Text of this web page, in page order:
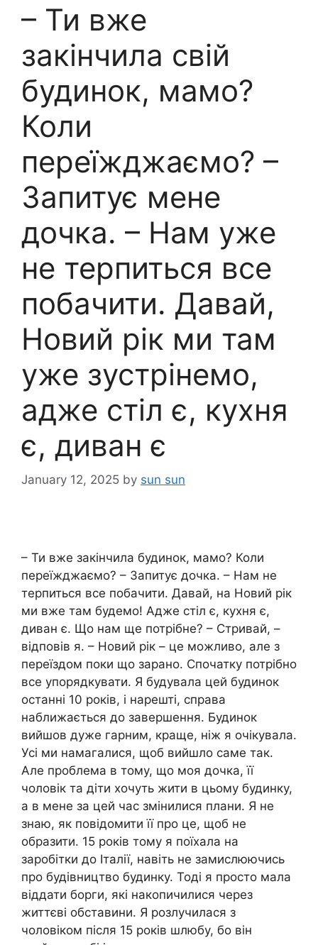
– Ти вже
закінчила свій
будинок, мамо?
Коли
переїжджаємо? –
Запитує мене
дочка. – Нам уже
не терпиться все
побачити. Давай,
Новий рік ми там
уже зустрінемо,
адже стіл є, кухня
є, диван є
January 12, 2025 by sun sun
– Ти вже закінчила будинок, мамо? Коли
переїжджаємо? – Запитує дочка. – Нам не
терпиться все побачити. Давай, на Новий рік
ми вже там будемо! Адже стіл є, кухня є,
диван є. Що нам ще потрібне? – Стривай, –
відповів я. – Новий рік – це можливо, але з
переїздом поки що зарано. Спочатку потрібно
все упорядкувати. Я будувала цей будинок
останні 10 років, і нарешті, справа
наближається до завершення. Будинок
вийшов дуже гарним, краще, ніж я очікувала.
Усі ми намагалися, щоб вийшло саме так.
Але проблема в тому, що моя дочка, її
чоловік та діти хочуть жити в цьому будинку,
а в мене за цей час змінилися плани. Я не
знаю, як повідомити її про це, щоб не
образити. 15 років тому я поїхала на
заробітки до Італії, навіть не замислюючись
про будівництво будинку. Тоді я просто мала
віддати борги, які накопичилися через
життєві обставини. Я розлучилася з
чоловіком після 15 років шлюбу, бо він